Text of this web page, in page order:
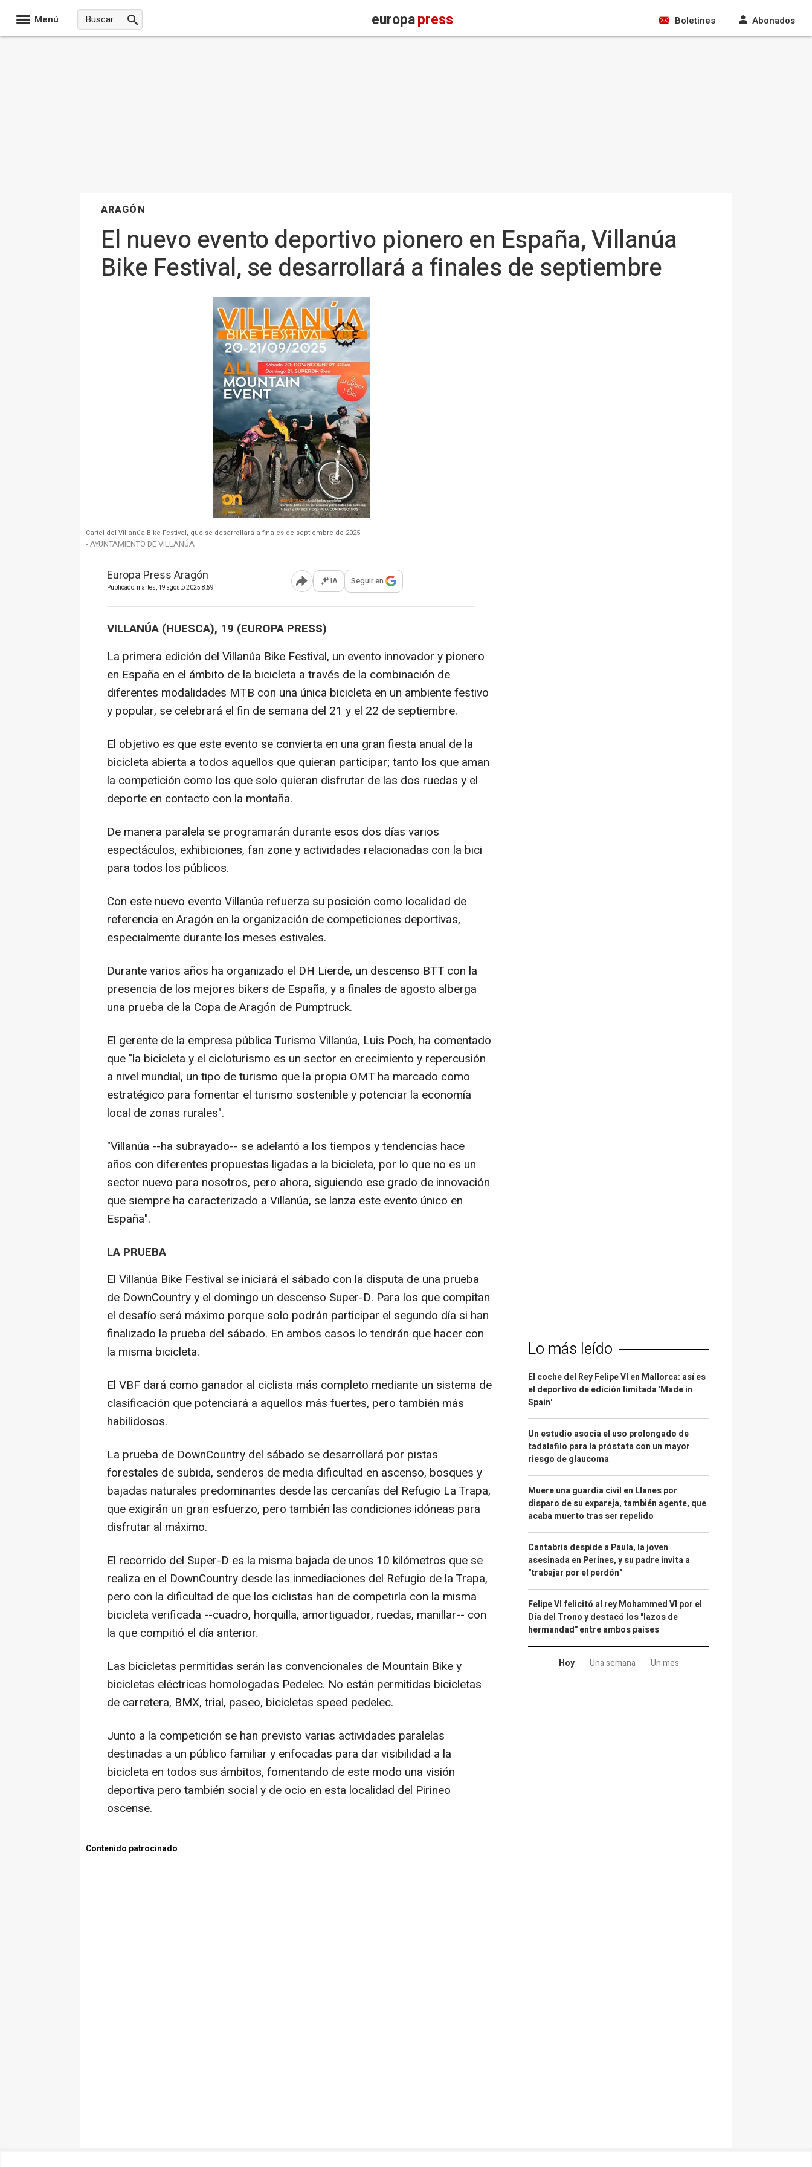
Menú europapress Boletines Abonados
ARAGÓN
El nuevo evento deportivo pionero en España, Villanúa
Bike Festival, se desarrollará a finales de septiembre
Cartel del Villanúa Bike Festival, que se desarrollará a finales de septiembre de 2025
- AYUNTAMIENTO DE VILLANÚA
Europa Press Aragón
Publicado: martes, 19 agosto 2025 8:59 Abrir opciones para compartir
IA Seguir en
VILLANÚA (HUESCA), 19 (EUROPA PRESS)
La primera edición del Villanúa Bike Festival, un evento innovador y pionero
en España en el ámbito de la bicicleta a través de la combinación de
diferentes modalidades MTB con una única bicicleta en un ambiente festivo
y popular, se celebrará el fin de semana del 21 y el 22 de septiembre.
El objetivo es que este evento se convierta en una gran fiesta anual de la
bicicleta abierta a todos aquellos que quieran participar; tanto los que aman
la competición como los que solo quieran disfrutar de las dos ruedas y el
deporte en contacto con la montaña.
De manera paralela se programarán durante esos dos días varios
espectáculos, exhibiciones, fan zone y actividades relacionadas con la bici
para todos los públicos.
Con este nuevo evento Villanúa refuerza su posición como localidad de
referencia en Aragón en la organización de competiciones deportivas,
especialmente durante los meses estivales.
Durante varios años ha organizado el DH Lierde, un descenso BTT con la
presencia de los mejores bikers de España, y a finales de agosto alberga
una prueba de la Copa de Aragón de Pumptruck.
El gerente de la empresa pública Turismo Villanúa, Luis Poch, ha comentado
que "la bicicleta y el cicloturismo es un sector en crecimiento y repercusión
a nivel mundial, un tipo de turismo que la propia OMT ha marcado como
estratégico para fomentar el turismo sostenible y potenciar la economía
local de zonas rurales".
"Villanúa --ha subrayado-- se adelantó a los tiempos y tendencias hace
años con diferentes propuestas ligadas a la bicicleta, por lo que no es un
sector nuevo para nosotros, pero ahora, siguiendo ese grado de innovación
que siempre ha caracterizado a Villanúa, se lanza este evento único en
España".
LA PRUEBA
El Villanúa Bike Festival se iniciará el sábado con la disputa de una prueba
de DownCountry y el domingo un descenso Super-D. Para los que compitan
el desafío será máximo porque solo podrán participar el segundo día si han
finalizado la prueba del sábado. En ambos casos lo tendrán que hacer con
la misma bicicleta.
El VBF dará como ganador al ciclista más completo mediante un sistema de
clasificación que potenciará a aquellos más fuertes, pero también más
habilidosos.
La prueba de DownCountry del sábado se desarrollará por pistas
forestales de subida, senderos de media dificultad en ascenso, bosques y
bajadas naturales predominantes desde las cercanías del Refugio La Trapa,
que exigirán un gran esfuerzo, pero también las condiciones idóneas para
disfrutar al máximo.
El recorrido del Super-D es la misma bajada de unos 10 kilómetros que se
realiza en el DownCountry desde las inmediaciones del Refugio de la Trapa,
pero con la dificultad de que los ciclistas han de competirla con la misma
bicicleta verificada --cuadro, horquilla, amortiguador, ruedas, manillar-- con
la que compitió el día anterior.
Las bicicletas permitidas serán las convencionales de Mountain Bike y
bicicletas eléctricas homologadas Pedelec. No están permitidas bicicletas
de carretera, BMX, trial, paseo, bicicletas speed pedelec.
Junto a la competición se han previsto varias actividades paralelas
destinadas a un público familiar y enfocadas para dar visibilidad a la
bicicleta en todos sus ámbitos, fomentando de este modo una visión
deportiva pero también social y de ocio en esta localidad del Pirineo
oscense.
Contenido patrocinado
Lo más leído
El coche del Rey Felipe VI en Mallorca: así es
el deportivo de edición limitada 'Made in
Spain'
Un estudio asocia el uso prolongado de
tadalafilo para la próstata con un mayor
riesgo de glaucoma
Muere una guardia civil en Llanes por
disparo de su expareja, también agente, que
acaba muerto tras ser repelido
Cantabria despide a Paula, la joven
asesinada en Perines, y su padre invita a
"trabajar por el perdón"
Felipe VI felicitó al rey Mohammed VI por el
Día del Trono y destacó los "lazos de
hermandad" entre ambos países
Hoy Una semana Un mes